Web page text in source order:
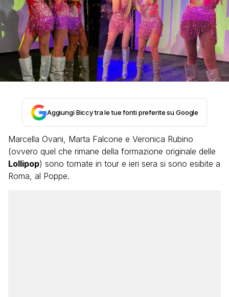
Aggiungi Biccy tra le tue fonti preferite su Google
Marcella Ovani, Marta Falcone e Veronica Rubino
(ovvero quel che rimane della formazione originale delle
Lollipop) sono tornate in tour e ieri sera si sono esibite a
Roma, al Poppe.